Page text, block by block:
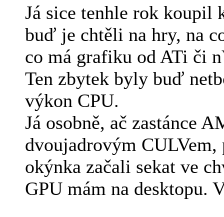
Já sice tenhle rok koupil
buď je chtěli na hry, na
co má grafiku od ATi či
Ten zbytek byly buď
výkon CPU.
Já osobně, ač zastánce
dvoujadrovým CULVem,
okýnka začali sekat ve
GPU mám na desktopu.